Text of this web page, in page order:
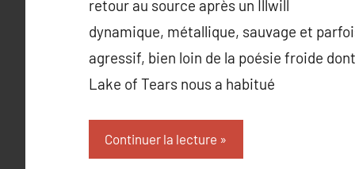
retour au source après un Illwill
dynamique, métallique, sauvage et
agressif, bien loin de la poésie froide dont
Lake of Tears nous a habitué
Continuer la lecture